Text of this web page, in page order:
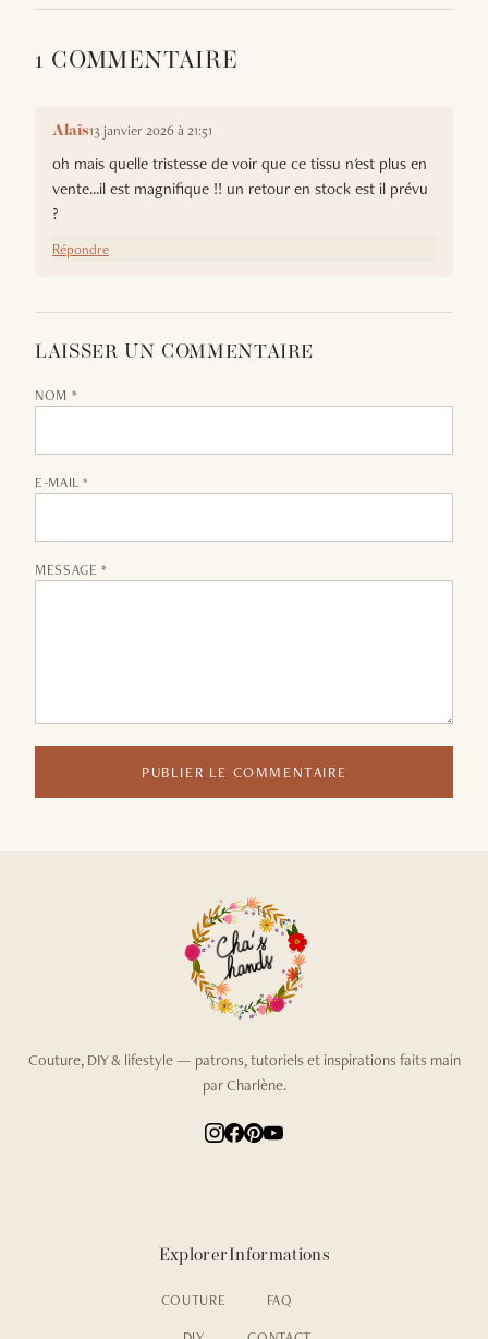
1 COMMENTAIRE
Alaïs13 janvier 2026 à 21:51
oh mais quelle tristesse de voir que ce tissu n'est plus en
vente...il est magnifique !! un retour en stock est il prévu
?
Répondre
LAISSER UN COMMENTAIRE
NOM *
E-MAIL *
MESSAGE *
PUBLIER LE COMMENTAIRE
Couture, DIY & lifestyle — patrons, tutoriels et inspirations faits main
par Charlène.
Explorer
COUTURE
Informations
FAQ